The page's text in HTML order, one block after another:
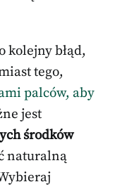
kolejny błąd,
tego,
palców, aby
jest
środków
naturalną